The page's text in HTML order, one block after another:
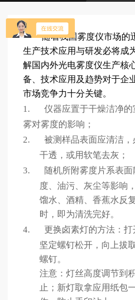
随着我国雾度仪市场的
生产技术应用与研发必将成
解国内外光电雾度仪生产核
备、技术应用及趋势对于企
市场竞争力十分关键。
1.
仪器应置于干燥洁净
雾对雾度的影响；
2.
被测样品表面应清洁
干透，或用软笔去灰；
3.
随机所附雾度片系表
度、油污、灰尘等影响
馏水、酒精、香蕉水反
时，即为清洗完好。
4.
更换卤素灯的方法：
坚定螺钉松开，向上拔
螺钉。
注意：灯丝高度调节到
止；新灯取拿应用纸包